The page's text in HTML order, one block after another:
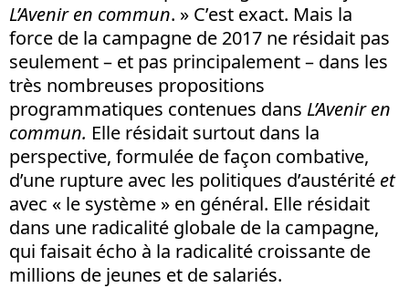
L’Avenir en commun. » C’est exact. Mais la
force de la campagne de 2017 ne résidait pas
seulement – et pas principalement – dans les
très nombreuses propositions
programmatiques contenues dans L’Avenir en
commun. Elle résidait surtout dans la
perspective, formulée de façon combative,
d’une rupture avec les politiques d’austérité et
avec « le système » en général. Elle résidait
dans une radicalité globale de la campagne,
qui faisait écho à la radicalité croissante de
millions de jeunes et de salariés.